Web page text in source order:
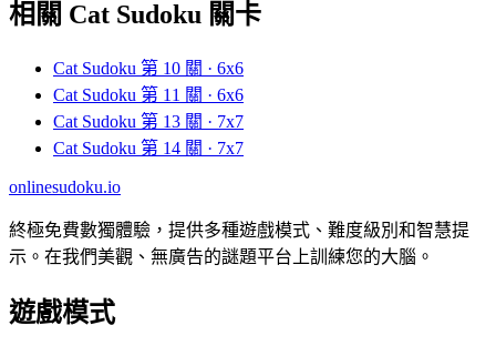
相關 Cat Sudoku 關卡
Cat Sudoku 第 10 關 · 6x6
Cat Sudoku 第 11 關 · 6x6
Cat Sudoku 第 13 關 · 7x7
Cat Sudoku 第 14 關 · 7x7
onlinesudoku.io
終極免費數獨體驗，提供多種遊戲模式、難度級別和智慧提
示。在我們美觀、無廣告的謎題平台上訓練您的大腦。
遊戲模式